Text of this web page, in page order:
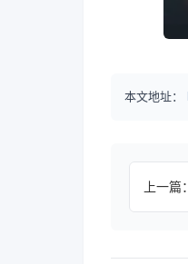
本文地址：
上一篇：